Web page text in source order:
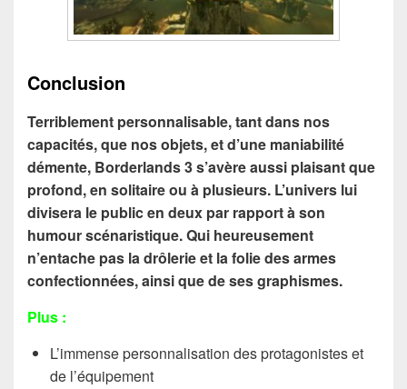
Conclusion
Terriblement personnalisable, tant dans nos
capacités, que nos objets, et d’une maniabilité
démente, Borderlands 3 s’avère aussi plaisant que
profond, en solitaire ou à plusieurs. L’univers lui
divisera le public en deux par rapport à son
humour scénaristique. Qui heureusement
n’entache pas la drôlerie et la folie des armes
confectionnées, ainsi que de ses graphismes.
Plus :
L’immense personnalisation des protagonistes et
de l’équipement